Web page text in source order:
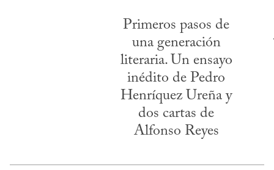
Primeros pasos de
una generación
literaria. Un ensayo
inédito de Pedro
Henríquez Ureña y
dos cartas de
Alfonso Reyes